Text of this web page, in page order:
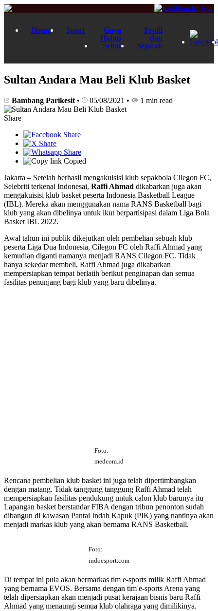
Home Sport
Gaya
Hidup
Sehat
Profil
dan
Sejarah
Sultan Andara Mau Beli Klub Basket
Bambang Parikesit • 05/08/2021 • 1 min read
Share
Copied
Jakarta – Setelah berhasil mengakuisisi klub sepakbola Cilegon FC,
Selebriti terkenal Indonesai, Raffi Ahmad dikabarkan juga akan
mengakuisisi klub basket peserta Indonesia Basketball League
(IBL). Mereka akan menggunakan nama RANS Basketball bagi
klub yang akan dibelinya untuk ikut berpartisipasi dalam Liga Bola
Basket IBL 2022.
Awal tahun ini publik dikejutkan oleh pembelian sebuah klub
peserta Liga Dua Indonesia, Cilegon FC oleh Raffi Ahmad yang
kemudian diganti namanya menjadi RANS Cilegon FC. Tidak
hanya sekedar membeli, Raffi Ahmad juga dikabarkan
mempersiapkan tempat berlatih berikut penginapan dan semua
fasilitas penunjang bagi klub yang baru dibelinya.
Foto:
medcom.id
Rencana pembelian klub basket ini juga telah dipertimbangkan
dengan matang. Tidak tanggung tanggung Raffi Ahmad telah
mempersiapkan fasilitas pendukung untuk calon klub barunya itu
Lapangan basket berstandar FIBA dengan tribun penonton sudah
dibangun di kawasan Pantai Indah Kapuk (PIK) yang nantinya akan
menjadi markas klub yang akan bernama RANS Basketball.
Foto:
indoesport.com
Di tempat ini pula akan bermarkas tim e-sports milik Raffi Ahmad
yang bernama EVOS. Bersama dengan tim e-sports Arena yang
telah dipersiapkan akan menjadi pusat kerajaan bisnis baru Raffi
Ahmad yang menaungi semua klub olahraga yang dimilikinya.